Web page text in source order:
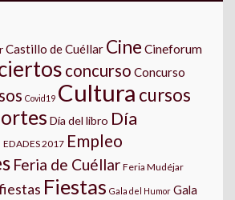
Castillo de Cuéllar Cine Cineforum
concurso Concurso
Covid19 Cultura cursos
Día del libro Día
EDADES 2017 Empleo
Feria de Cuéllar Feria Mudéjar
Fiestas Gala del Humor Gala